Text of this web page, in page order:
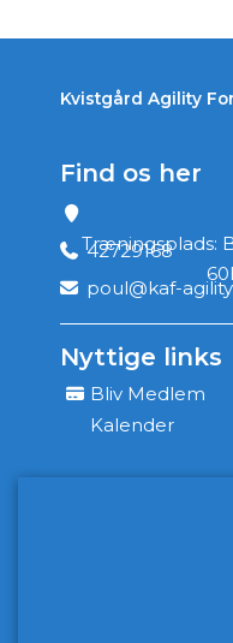
Kvistgård Agility
Find os her
Træningsplads:
42729168
poul@kaf-
Nyttige links
Bliv Medlem
Kalender